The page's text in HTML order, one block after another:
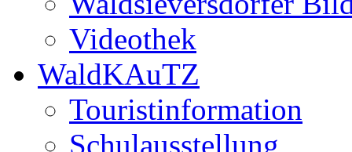
Videothek
WaldKAuTZ
Touristinformation
Schulausstellung